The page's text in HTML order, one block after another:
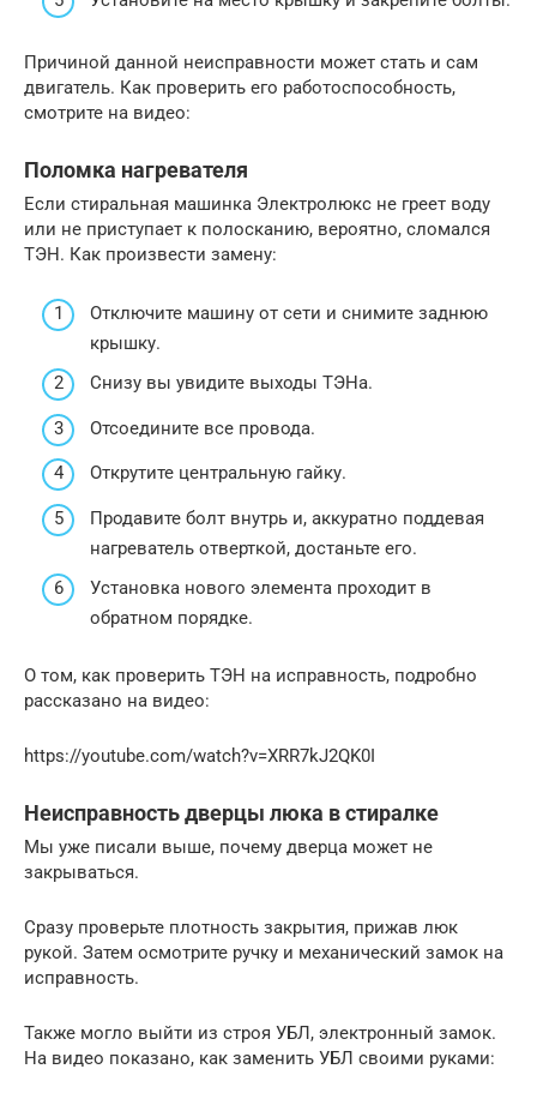
Причиной данной неисправности может стать и сам
двигатель. Как проверить его работоспособность,
смотрите на видео:
Поломка нагревателя
Если стиральная машинка Электролюкс не греет воду
или не приступает к полосканию, вероятно, сломался
ТЭН. Как произвести замену:
Отключите машину от сети и снимите заднюю
крышку.
Снизу вы увидите выходы ТЭНа.
Отсоедините все провода.
Открутите центральную гайку.
Продавите болт внутрь и, аккуратно поддевая
нагреватель отверткой, достаньте его.
Установка нового элемента проходит в
обратном порядке.
О том, как проверить ТЭН на исправность, подробно
рассказано на видео:
https://youtube.com/watch?v=XRR7kJ2QK0I
Неисправность дверцы люка в стиралке
Мы уже писали выше, почему дверца может не
закрываться.
Сразу проверьте плотность закрытия, прижав люк
рукой. Затем осмотрите ручку и механический замок на
исправность.
Также могло выйти из строя УБЛ, электронный замок.
На видео показано, как заменить УБЛ своими руками: